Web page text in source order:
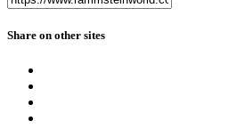
Share on other sites